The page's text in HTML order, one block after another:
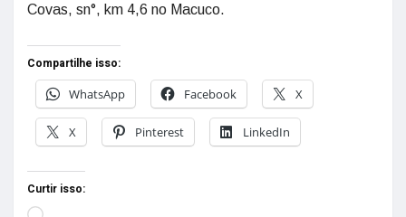
Covas, sn°, km 4,6 no Macuco.
Compartilhe isso:
WhatsApp
Facebook X
X Pinterest LinkedIn
Curtir isso: